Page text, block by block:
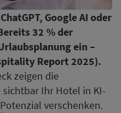
ChatGPT, Google AI oder
32 % der
ein –
Report 2025).
zeigen die
sichtbar Ihr Hotel in KI-
verschenken.